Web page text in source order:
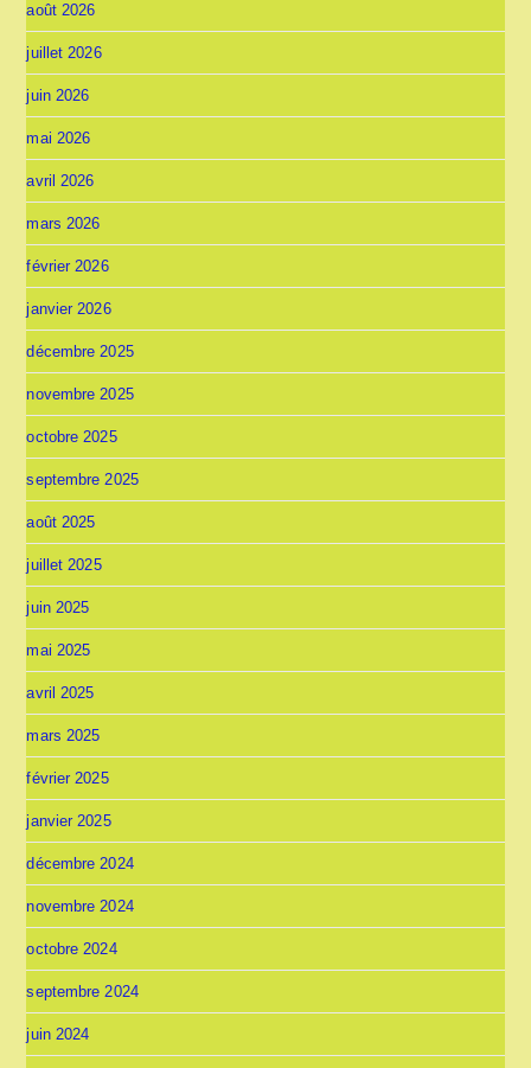
août 2026
juillet 2026
juin 2026
mai 2026
avril 2026
mars 2026
février 2026
janvier 2026
décembre 2025
novembre 2025
octobre 2025
septembre 2025
août 2025
juillet 2025
juin 2025
mai 2025
avril 2025
mars 2025
février 2025
janvier 2025
décembre 2024
novembre 2024
octobre 2024
septembre 2024
juin 2024